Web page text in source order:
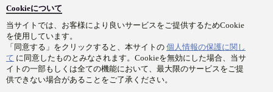
Cookieについて
当サイトでは、お客様により良いサービスをご提供するためCookie
を使用しています。
「同意する」をクリックすると、本サイトの 個人情報の保護に関し
て に同意したものとみなされます。Cookieを無効にした場合、当サ
イトの一部もしくは全ての機能において、最大限のサービスをご提
供できない場合があることをご了承ください。
採用情報
Contact Us